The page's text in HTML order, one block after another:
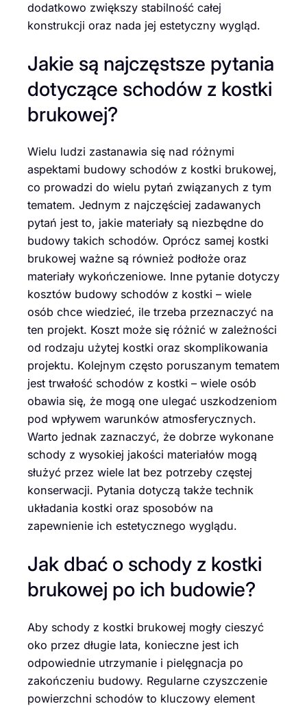
dodatkowo zwiększy stabilność całej
konstrukcji oraz nada jej estetyczny wygląd.
Jakie są najczęstsze pytania
dotyczące schodów z kostki
brukowej?
Wielu ludzi zastanawia się nad różnymi
aspektami budowy schodów z kostki brukowej,
co prowadzi do wielu pytań związanych z tym
tematem. Jednym z najczęściej zadawanych
pytań jest to, jakie materiały są niezbędne do
budowy takich schodów. Oprócz samej kostki
brukowej ważne są również podłoże oraz
materiały wykończeniowe. Inne pytanie dotyczy
kosztów budowy schodów z kostki – wiele
osób chce wiedzieć, ile trzeba przeznaczyć na
ten projekt. Koszt może się różnić w zależności
od rodzaju użytej kostki oraz skomplikowania
projektu. Kolejnym często poruszanym tematem
jest trwałość schodów z kostki – wiele osób
obawia się, że mogą one ulegać uszkodzeniom
pod wpływem warunków atmosferycznych.
Warto jednak zaznaczyć, że dobrze wykonane
schody z wysokiej jakości materiałów mogą
służyć przez wiele lat bez potrzeby częstej
konserwacji. Pytania dotyczą także technik
układania kostki oraz sposobów na
zapewnienie ich estetycznego wyglądu.
Jak dbać o schody z kostki
brukowej po ich budowie?
Aby schody z kostki brukowej mogły cieszyć
oko przez długie lata, konieczne jest ich
odpowiednie utrzymanie i pielęgnacja po
zakończeniu budowy. Regularne czyszczenie
powierzchni schodów to kluczowy element